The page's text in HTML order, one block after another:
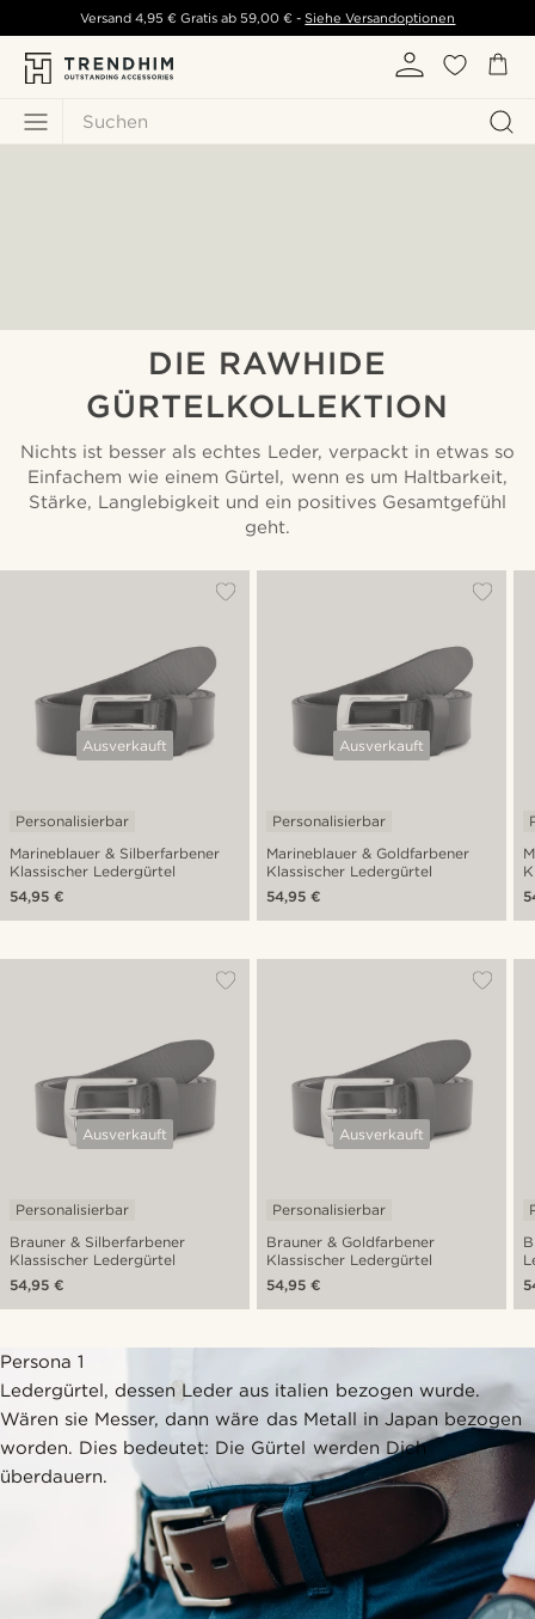
Suchen
Versand 4,95 € Gratis ab 59,00 € - Siehe Versandoptionen
DIE RAWHIDE
GÜRTELKOLLEKTION
Nichts ist besser als echtes Leder, verpackt in etwas so
Einfachem wie einem Gürtel, wenn es um Haltbarkeit,
Stärke, Langlebigkeit und ein positives Gesamtgefühl
geht.
Ausverkauft
Marineblauer & Silberfarbener
Klassischer Ledergürtel
Personalisierbar
54,95 €
Ausverkauft
Marineblauer & Goldfarbener
Klassischer Ledergürtel
Personalisierbar
54,95 €
Ausverkauft
Brauner & Silberfarbener
Klassischer Ledergürtel
Personalisierbar
54,95 €
Ausverkauft
Brauner & Goldfarbener
Klassischer Ledergürtel
Personalisierbar
54,95 €
Persona 1
Ledergürtel, dessen Leder aus italien bezogen wurde.
Wären sie Messer, dann wäre das Metall in Japan bezogen
worden. Dies bedeutet: Die Gürtel werden Dich
überdauern.